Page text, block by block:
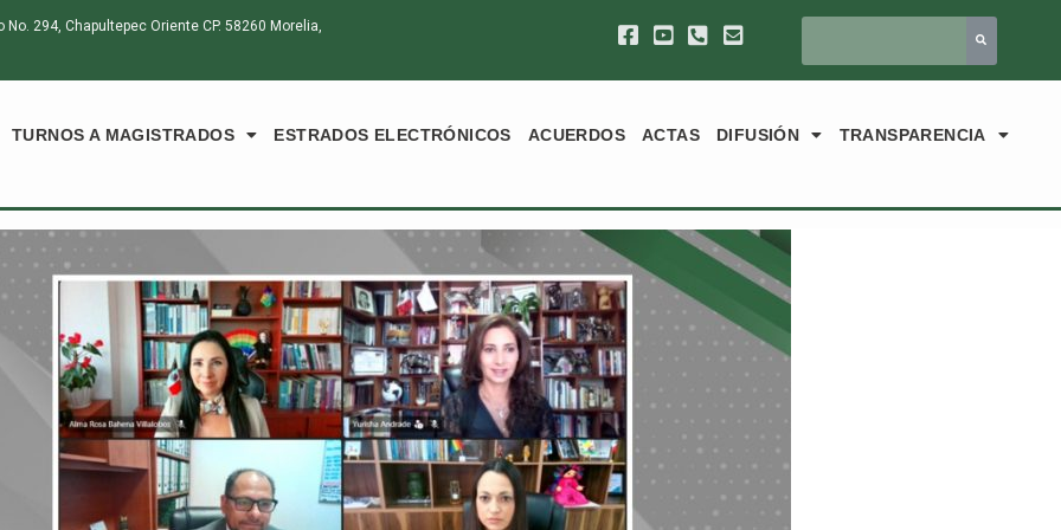
294, Chapultepec Oriente CP. 58260 Morelia,
TURNOS A MAGISTRADOS ESTRADOS ELECTRÓNICOS ACUERDOS ACTAS DIFUSIÓN TRANSPARENCIA